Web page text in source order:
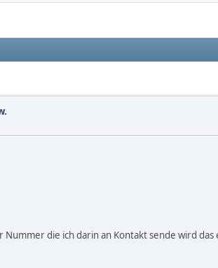
die ich darin an Kontakt sende wird